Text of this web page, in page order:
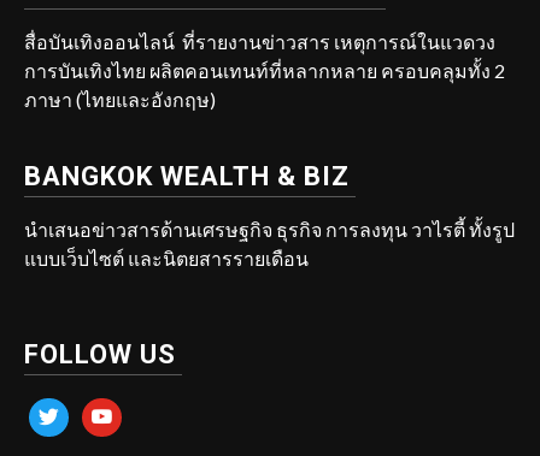
สื่อบันเทิงออนไลน์ ที่รายงานข่าวสาร เหตุการณ์ในแวดวง
การบันเทิงไทย ผลิตคอนเทนท์ที่หลากหลาย ครอบคลุมทั้ง 2
ภาษา (ไทยและอังกฤษ)
BANGKOK WEALTH & BIZ
นำเสนอข่าวสารด้านเศรษฐกิจ ธุรกิจ การลงทุน วาไรตี้ ทั้งรูป
แบบเว็บไซต์ และนิตยสารรายเดือน
FOLLOW US
twitter youtube